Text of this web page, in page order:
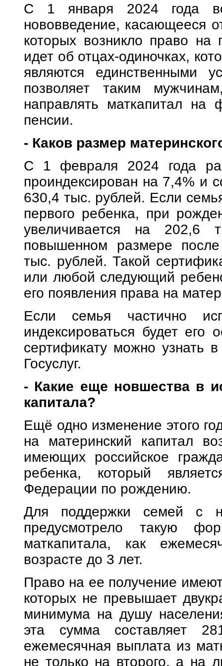
С 1 января 2024 года
нововведение, касающееся
которых возникло право на
идет об отцах-одиночках,
являются единственными
позволяет таким
направлять маткапитал на
пенсии.
- Каков размер
С 1 февраля 2024 года
проиндексирован на 7,4% и
630,4 тыс. рублей. Если
первого ребенка, при
увеличивается на 202,6
повышенном размере
тыс. рублей. Такой
или любой следующий
его появления права на
Если семья частично
индексироваться будет его
сертификату можно узнать
Госуслуг.
- Какие еще новшества в
капитала?
Ещё одно изменение этого
на материнский капитал
имеющих российское
ребенка, который
Федерации по рождению.
Для поддержки семей с
предусмотрело такую
маткапитала, как
возрасте до 3 лет.
Право на ее получение
которых не превышает
минимума на душу
эта сумма составляет
ежемесячная выплата из
не только на второго, а на